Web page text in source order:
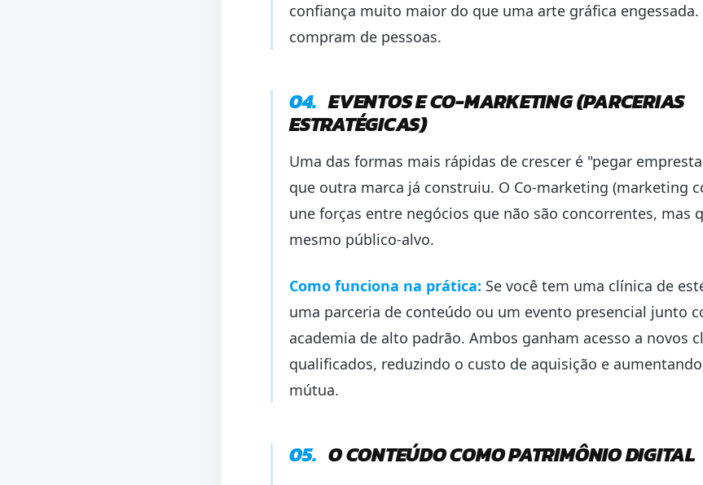
confiança muito maior do que uma arte gráfica engessada.
compram de pessoas.
04. EVENTOS E CO-MARKETING (PARCERIAS
ESTRATÉGICAS)
Uma das formas mais rápidas de crescer é "pegar
que outra marca já construiu. O Co-marketing (marketing
une forças entre negócios que não são concorrentes, mas
mesmo público-alvo.
Como funciona na prática: Se você tem uma clínica de
uma parceria de conteúdo ou um evento presencial junto
academia de alto padrão. Ambos ganham acesso a novos
qualificados, reduzindo o custo de aquisição e
mútua.
05. O CONTEÚDO COMO PATRIMÔNIO DIGITAL